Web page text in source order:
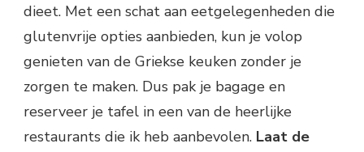
dieet. Met een schat aan eetgelegenheden die
glutenvrije opties aanbieden, kun je volop
genieten van de Griekse keuken zonder je
zorgen te maken. Dus pak je bagage en
reserveer je tafel in een van de heerlijke
restaurants die ik heb aanbevolen. Laat de